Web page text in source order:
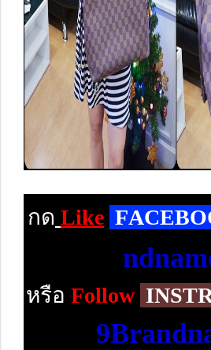
กด Like F
หรือ Follow